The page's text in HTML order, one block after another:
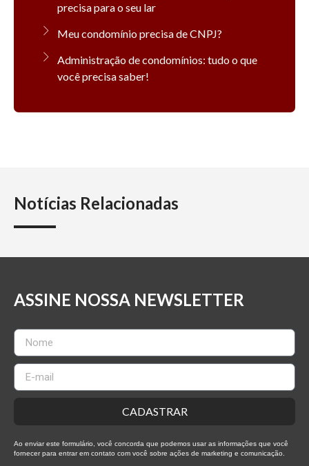
precisa para o seu lar
Meu condomínio precisa de CNPJ?
Administração de condomínios: tudo o que
você precisa saber!
Notícias Relacionadas
ASSINE NOSSA NEWSLETTER
CADASTRAR
Ao enviar este formulário, você concorda que podemos usar as informações que você
fornecer para entrar em contato com você sobre ações de marketing e comunicação.